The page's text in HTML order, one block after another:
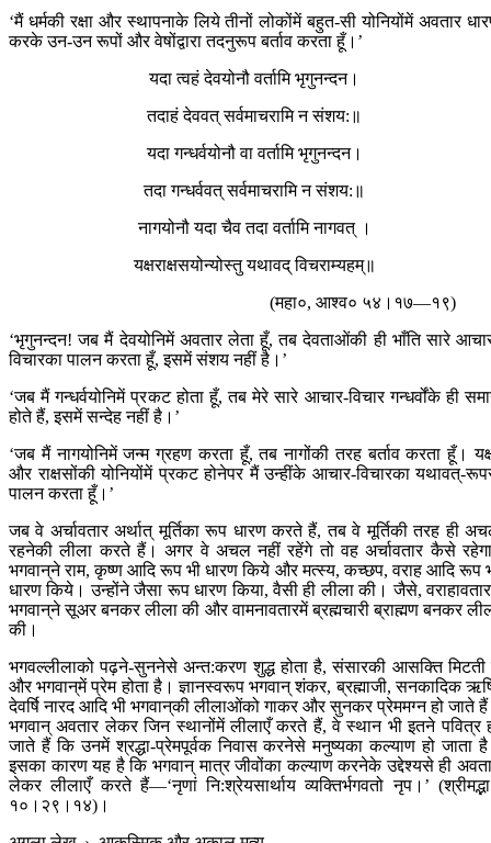
‘मैं धर्मकी रक्षा और स्थापनाके लिये तीनों लोकोंमें बहुत-सी योनियोंमें अवतार
करके उन-उन रूपों और वेषोंद्वारा तदनुरूप बर्ताव करता हूँ।’
यदा त्वहं देवयोनौ वर्तामि भृगुनन्दन।
तदाहं देववत् सर्वमाचरामि न संशय:॥
यदा गन्धर्वयोनौ वा वर्तामि भृगुनन्दन।
तदा गन्धर्ववत् सर्वमाचरामि न संशय:॥
नागयोनौ यदा चैव तदा वर्तामि नागवत् ।
यक्षराक्षसयोन्योस्तु यथावद् विचराम्यहम्॥
(महा०, आश्व० ५४।१७—१९)
‘भृगुनन्दन! जब मैं देवयोनिमें अवतार लेता हूँ, तब देवताओंकी ही भाँति सारे
विचारका पालन करता हूँ, इसमें संशय नहीं है।’
‘जब मैं गन्धर्वयोनिमें प्रकट होता हूँ, तब मेरे सारे आचार-विचार गन्धर्वोंके ही
होते हैं, इसमें सन्देह नहीं है।’
‘जब मैं नागयोनिमें जन्म ग्रहण करता हूँ, तब नागोंकी तरह बर्ताव करता हूँ।
और राक्षसोंकी योनियोंमें प्रकट होनेपर मैं उन्हींके आचार-विचारका यथावत्-
पालन करता हूँ।’
जब वे अर्चावतार अर्थात् मूर्तिका रूप धारण करते हैं, तब वे मूर्तिकी तरह ही
रहनेकी लीला करते हैं। अगर वे अचल नहीं रहेंगे तो वह अर्चावतार कैसे
भगवान‍्ने राम, कृष्ण आदि रूप भी धारण किये और मत्स्य, कच्छप, वराह आदि रूप
धारण किये। उन्होंने जैसा रूप धारण किया, वैसी ही लीला की। जैसे,
भगवान‍्ने सूअर बनकर लीला की और वामनावतारमें ब्रह्मचारी ब्राह्मण बनकर
की।
भगवल्लीलाको पढ़ने-सुननेसे अन्त:करण शुद्ध होता है, संसारकी आसक्ति मिटती
और भगवान‍्में प्रेम होता है। ज्ञानस्वरूप भगवान‍् शंकर, ब्रह्माजी, सनकादिक
देवर्षि नारद आदि भी भगवान‍्की लीलाओंको गाकर और सुनकर प्रेममग्न हो जाते
भगवान‍् अवतार लेकर जिन स्थानोंमें लीलाएँ करते हैं, वे स्थान भी इतने पवित्र
जाते हैं कि उनमें श्रद्धा-प्रेमपूर्वक निवास करनेसे मनुष्यका कल्याण हो जाता
इसका कारण यह है कि भगवान‍् मात्र जीवोंका कल्याण करनेके उद्देश्यसे ही
लेकर लीलाएँ करते हैं—‘नृणां नि:श्रेयसार्थाय व्यक्तिर्भगवतो नृप।’
१०।२९।१४)।